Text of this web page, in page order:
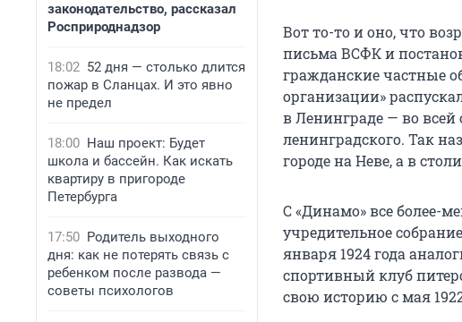
законодательство, рассказал
Росприроднадзор
18:02 52 дня — столько длится
пожар в Сланцах. И это явно
не предел
18:00 Наш проект: Будет
школа и бассейн. Как искать
квартиру в пригороде
Петербурга
17:50 Родитель выходного
дня: как не потерять связь с
ребенком после развода —
советы психологов
Вот то-то и оно, что
письма ВСФК и
гражданские частные
организации»
в Ленинграде — во всей
ленинградского. Так
городе на Неве, а в
С «Динамо» все более-
учредительное
января 1924 года
спортивный клуб
свою историю с мая